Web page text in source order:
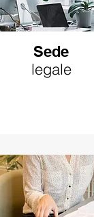
Sede
legale